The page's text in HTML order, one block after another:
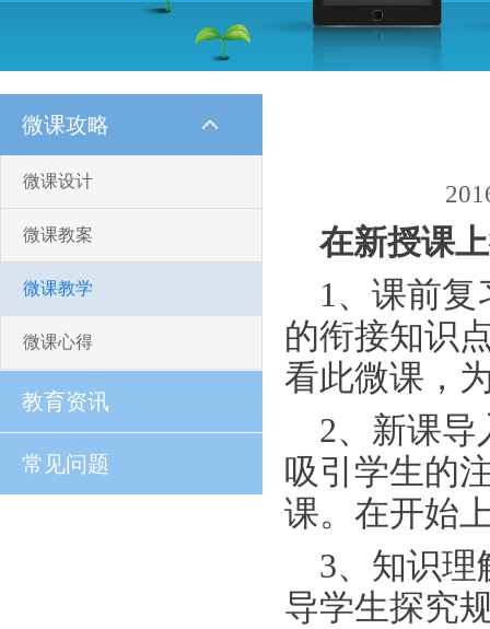
微课攻略
微课设计
微课教案
微课教学
微课心得
教育资讯
常见问题
在新授课
1、课前复
的衔接知识
看此微课，
2、新课导
吸引学生的
课。在开始
3、知识理
导学生探究